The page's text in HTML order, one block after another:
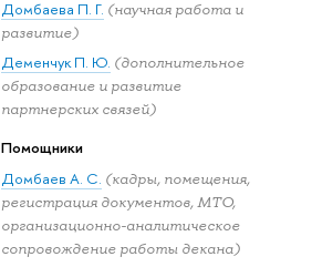
Домбаева П. Г. (научная работа и
развитие)
Деменчук П. Ю. (дополнительное
образование и развитие
партнерских связей)
Помощники
Домбаев А. С. (кадры, помещения,
регистрация документов, МТО,
организационно-аналитическое
сопровождение работы декана)